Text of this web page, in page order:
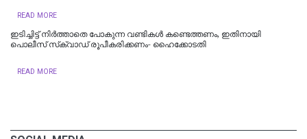
READ MORE
ഇടിച്ചിട്ട് നിര്‍ത്താതെ പോകുന്ന വണ്ടികള്‍ കണ്ടെത്തണം, ഇതിനായി
പൊലീസ് സ്‌ക്വാഡ് രൂപീകരിക്കണം- ഹൈക്കോടതി
READ MORE